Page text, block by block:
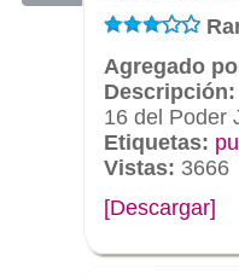
Agregado
Descripción:
16 del Poder
Etiquetas:
Vistas: 3666
[Descargar]